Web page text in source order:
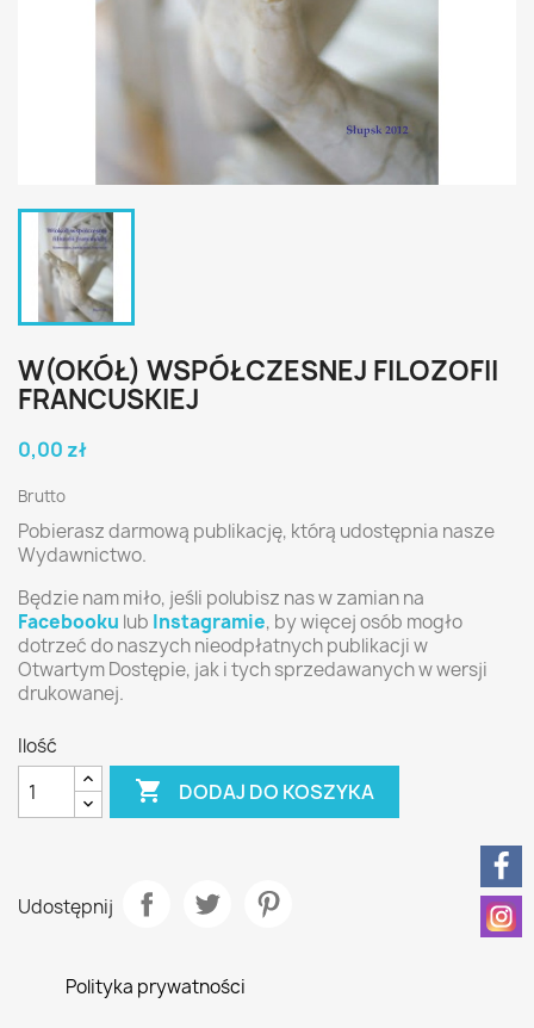
W(OKÓŁ) WSPÓŁCZESNEJ FILOZOFII
FRANCUSKIEJ
0,00 zł
Brutto
Pobierasz darmową publikację, którą udostępnia nasze
Wydawnictwo.
Będzie nam miło, jeśli polubisz nas w zamian na
Facebooku lub Instagramie, by więcej osób mogło
dotrzeć do naszych nieodpłatnych publikacji w
Otwartym Dostępie, jak i tych sprzedawanych w wersji
drukowanej.
Ilość
 DODAJ DO KOSZYKA
Udostępnij
Polityka prywatności